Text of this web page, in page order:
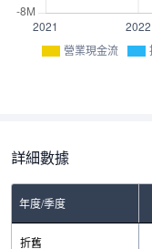
營業現金流
詳細數據
年度/季度
折舊